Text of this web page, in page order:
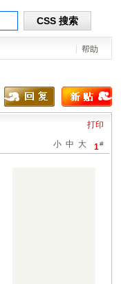
帮助
打印
1#
大
中
小